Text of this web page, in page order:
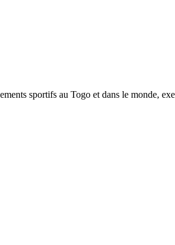
sportifs au Togo et dans le monde,